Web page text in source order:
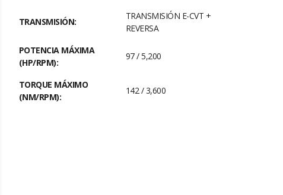
TRANSMISIÓN:
TRANSMISIÓN E-CVT +
REVERSA
POTENCIA MÁXIMA
(HP/RPM):
97 / 5,200
TORQUE MÁXIMO
(NM/RPM):
142 / 3,600